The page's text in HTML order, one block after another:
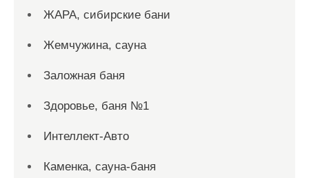
ЖАРА, сибирские бани
Жемчужина, сауна
Заложная баня
Здоровье, баня №1
Интеллект-Авто
Каменка, сауна-баня